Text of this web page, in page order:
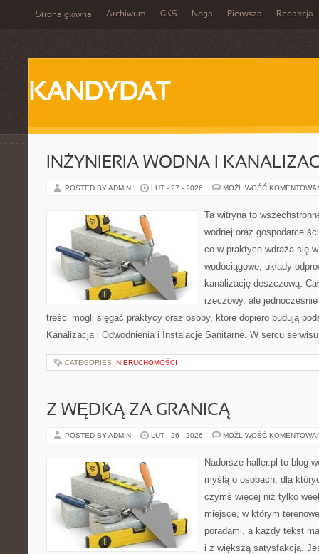
Strona główna Archiwum GKS Noga Pierwsza Redakcja
KANDYDAT
INŻYNIERIA WODNA I
POSTED BY ADMIN LUT - 27 - 2026 MOŻLIWOŚĆ
Ta witryna to
wodnej oraz gospodarce
co w praktyce wdraża się
wodociągowe, układy
kanalizację deszczową.
rzeczowy, ale
treści mogli sięgać praktycy oraz osoby, które dopiero budują
Kanalizacja i Odwodnienia i Instalacje Sanitarne. W sercu
CATEGORIES: NIERUCHOMOŚCI
Z WĘDKĄ ZA GRANICĄ
POSTED BY ADMIN LUT - 26 - 2026 MOŻLIWOŚĆ
Nadorsze-haller.pl to blog
myślą o osobach, dla
czymś więcej niż tylko
miejsce, w którym
poradami, a każdy tekst
i z większą satysfakcją.